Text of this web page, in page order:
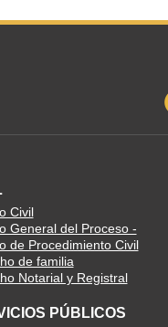
Civil
General del Proceso -
de Procedimiento Civil
de familia
Notarial y Registral
PÚBLICOS